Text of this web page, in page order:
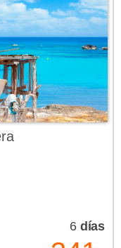
6 días